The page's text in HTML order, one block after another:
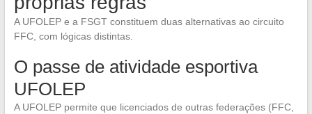
A UFOLEP e a FSGT constituem duas alternativas ao circuito
FFC, com lógicas distintas.
O passe de atividade esportiva
UFOLEP
A UFOLEP permite que licenciados de outras federações (FFC,